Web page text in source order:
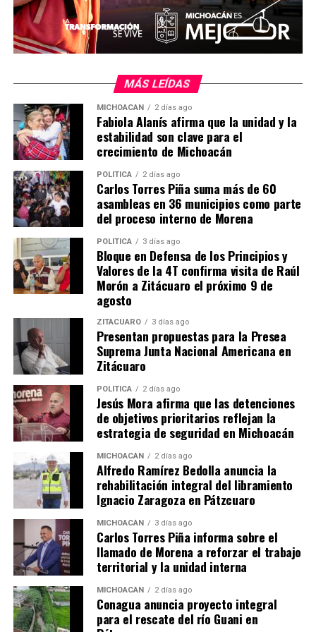
Comparte con:
Me gusta esto:
Secretaría de Turismo de
Michoacán anuncia
conciertos en el Palacio del
Arte por el Jalo Futbolero
11 junio, 2026
En "Michoacán"
La Sonora Santanera con
María Fernanda abrirá el
cierre del Festival Michoacán
de Origen 2025
15 mayo, 2025
En "Michoacán"
El gobernador Alfredo
Ramírez Bedolla anuncia
cartelera de conciertos
gratuitos para el “Jalo
Futbolero” en Morelia
MÁS LEÍDAS
MICHOACÁN 2 días ago
Fabiola Alanís afirma que la unidad y la
estabilidad son clave para el
crecimiento de Michoacán
POLÍTICA 2 días ago
Carlos Torres Piña suma más de 60
asambleas en 36 municipios como parte
del proceso interno de Morena
POLÍTICA 3 días ago
Bloque en Defensa de los Principios y
Valores de la 4T confirma visita de Raúl
Morón a Zitácuaro el próximo 9 de
agosto
ZITÁCUARO 3 días ago
Presentan propuestas para la Presea
Suprema Junta Nacional Americana en
Zitácuaro
POLÍTICA 2 días ago
Jesús Mora afirma que las detenciones
de objetivos prioritarios reflejan la
estrategia de seguridad en Michoacán
MICHOACÁN 2 días ago
Alfredo Ramírez Bedolla anuncia la
rehabilitación integral del libramiento
Ignacio Zaragoza en Pátzcuaro
MICHOACÁN 3 días ago
Carlos Torres Piña informa sobre el
llamado de Morena a reforzar el trabajo
territorial y la unidad interna
MICHOACÁN 2 días ago
Conagua anuncia proyecto integral
para el rescate del río Guani en